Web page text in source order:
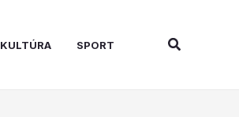
KULTÚRA SPORT Search